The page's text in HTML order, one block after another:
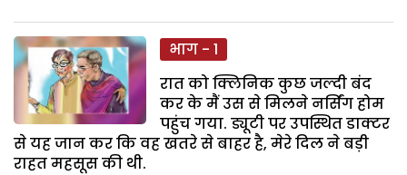
भाग - 1
रात को क्लिनिक कुछ जल्दी बंद
कर के मैं उस से मिलने नर्सिंग होम
पहुंच गया. ड्यूटी पर उपस्थित डाक्टर
से यह जान कर कि वह खतरे से बाहर है, मेरे दिल ने बड़ी
राहत महसूस की थी.